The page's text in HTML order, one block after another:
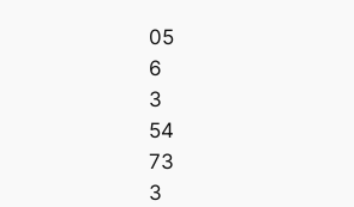
05
6
3
54
73
3